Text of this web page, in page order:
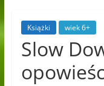
Książki wiek 6+
Slow